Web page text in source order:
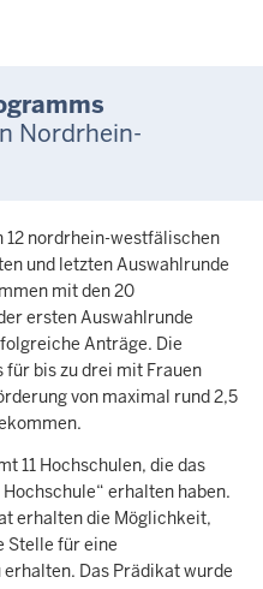
Nordrhein-
12 nordrhein-westfälischen
und letzten Auswahlrunde
mit den 20
ersten Auswahlrunde
Anträge. Die
für bis zu drei mit Frauen
von maximal rund 2,5
11 Hochschulen, die das
erhalten haben.
erhalten die Möglichkeit,
Stelle für eine
Das Prädikat wurde